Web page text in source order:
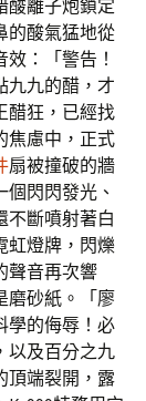
酸離子炮鎖定
的酸氣猛地從
：「警告！
九九的醋，才
醋狂，已經找
焦慮中，正式
扇被撞破的牆
閃閃發光、
不斷噴射著白
虹燈牌，閃爍
聲音再次響
磨砂紙。「廖
學的侮辱！必
以及百分之九
頂端裂開，露